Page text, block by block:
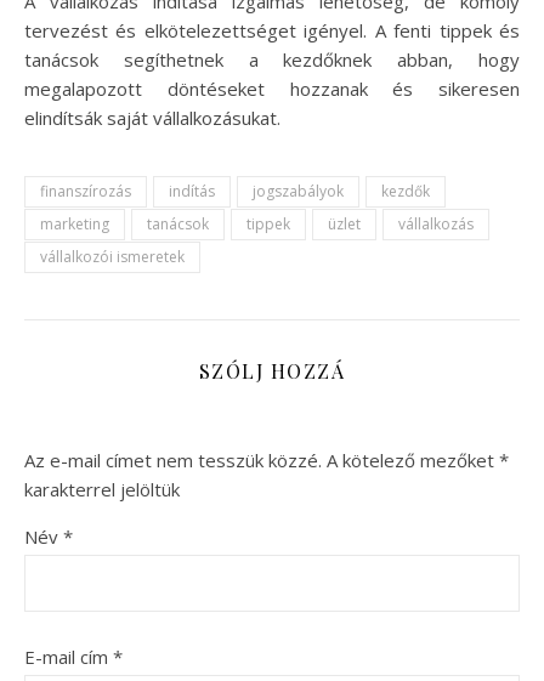
tervezést és elkötelezettséget igényel. A fenti tippek és
tanácsok segíthetnek a kezdőknek abban, hogy
megalapozott döntéseket hozzanak és sikeresen
elindítsák saját vállalkozásukat.
finanszírozás indítás jogszabályok
kezdők
marketing
tanácsok tippek üzlet
vállalkozás
vállalkozói ismeretek
SZÓLJ HOZZÁ
Az e-mail címet nem tesszük közzé. A kötelező mezőket *
karakterrel jelöltük
Név *
E-mail cím *